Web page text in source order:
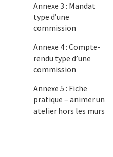
Annexe 3 : Mandat
type d’une
commission
Annexe 4 : Compte-
rendu type d’une
commission
Annexe 5 : Fiche
pratique – animer un
atelier hors les murs